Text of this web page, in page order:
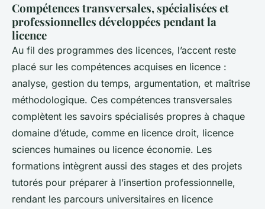
Compétences transversales, spécialisées et
professionnelles développées pendant la
licence
Au fil des programmes des licences, l’accent reste
placé sur les compétences acquises en licence :
analyse, gestion du temps, argumentation, et maîtrise
méthodologique. Ces compétences transversales
complètent les savoirs spécialisés propres à chaque
domaine d’étude, comme en licence droit, licence
sciences humaines ou licence économie. Les
formations intègrent aussi des stages et des projets
tutorés pour préparer à l’insertion professionnelle,
rendant les parcours universitaires en licence